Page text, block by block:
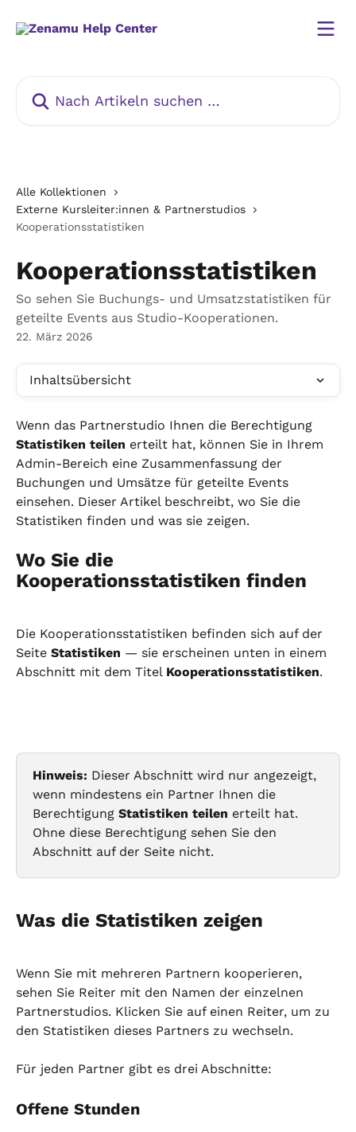
Alle Kollektionen
Externe Kursleiter:innen & Partnerstudios
Kooperationsstatistiken
Kooperationsstatistiken
So sehen Sie Buchungs- und Umsatzstatistiken für
geteilte Events aus Studio-Kooperationen.
22. März 2026
Inhaltsübersicht
Wenn das Partnerstudio Ihnen die Berechtigung
Statistiken teilen erteilt hat, können Sie in Ihrem
Admin-Bereich eine Zusammenfassung der
Buchungen und Umsätze für geteilte Events
einsehen. Dieser Artikel beschreibt, wo Sie die
Statistiken finden und was sie zeigen.
Wo Sie die
Kooperationsstatistiken finden
Die Kooperationsstatistiken befinden sich auf der
Seite Statistiken — sie erscheinen unten in einem
Abschnitt mit dem Titel Kooperationsstatistiken.
Hinweis: Dieser Abschnitt wird nur angezeigt,
wenn mindestens ein Partner Ihnen die
Berechtigung Statistiken teilen erteilt hat.
Ohne diese Berechtigung sehen Sie den
Abschnitt auf der Seite nicht.
Was die Statistiken zeigen
Wenn Sie mit mehreren Partnern kooperieren,
sehen Sie Reiter mit den Namen der einzelnen
Partnerstudios. Klicken Sie auf einen Reiter, um zu
den Statistiken dieses Partners zu wechseln.
Für jeden Partner gibt es drei Abschnitte:
Offene Stunden